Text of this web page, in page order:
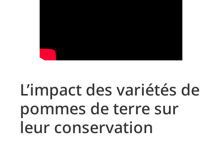
L’impact des variétés de
pommes de terre sur
leur conservation